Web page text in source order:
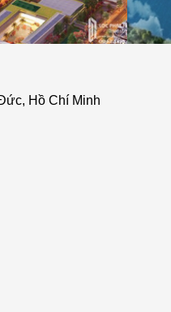
Hồ Chí Minh